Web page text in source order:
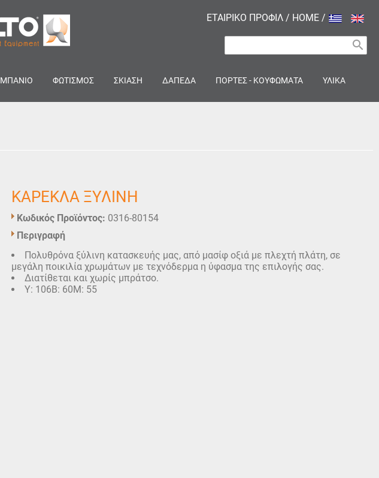
ΕΤΑΙΡΙΚΟ ΠΡΟΦΙΛ / HOME /
search
ΜΠΑΝΙΟ ΦΩΤΙΣΜΟΣ ΣΚΙΑΣΗ ΔΑΠΕΔΑ ΠΟΡΤΕΣ - ΚΟΥΦΩΜΑΤΑ ΥΛΙΚΑ
ΚΑΡΕΚΛΑ ΞΥΛΙΝΗ
Κωδικός Προϊόντος: 0316-80154
Περιγραφή
Πολυθρόνα ξύλινη κατασκευής μας, από μασίφ οξιά με πλεχτή πλάτη, σε
μεγάλη ποικιλία χρωμάτων με τεχνόδερμα η ύφασμα της επιλογής σας.
Διατίθεται και χωρίς μπράτσο.
Υ: 106Β: 60Μ: 55